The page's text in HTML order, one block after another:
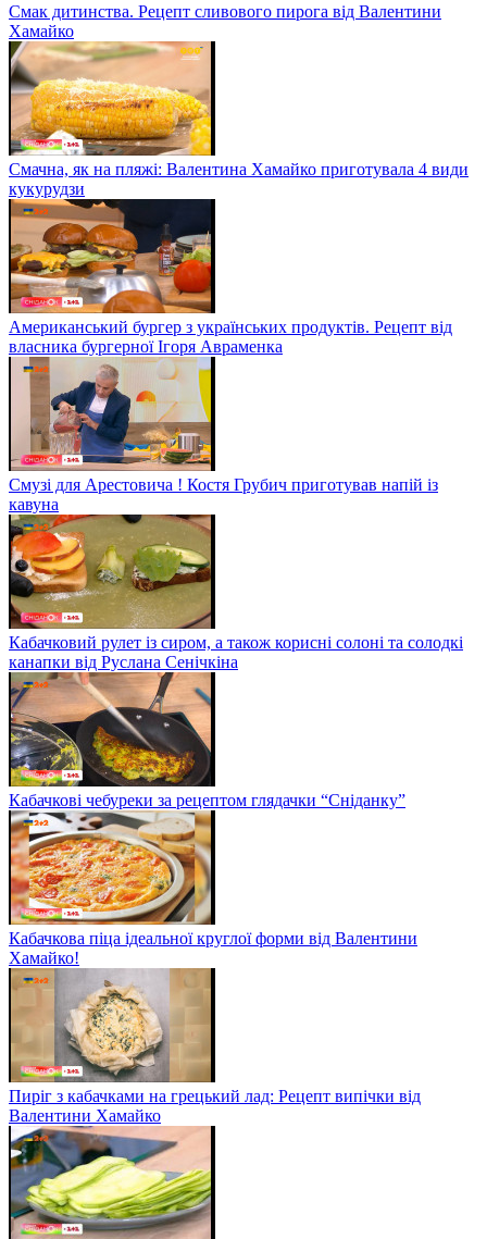
Смак дитинства. Рецепт сливового пирога від Валентини
Хамайко
Смачна, як на пляжі: Валентина Хамайко приготувала 4 види
кукурудзи
Американський бургер з українських продуктів. Рецепт від
власника бургерної Ігоря Авраменка
Смузі для Арестовича ! Костя Грубич приготував напій із
кавуна
Кабачковий рулет із сиром, а також корисні солоні та солодкі
канапки від Руслана Сенічкіна
Кабачкові чебуреки за рецептом глядачки “Сніданку”
Кабачкова піца ідеальної круглої форми від Валентини
Хамайко!
Пиріг з кабачками на грецький лад: Рецепт випічки від
Валентини Хамайко